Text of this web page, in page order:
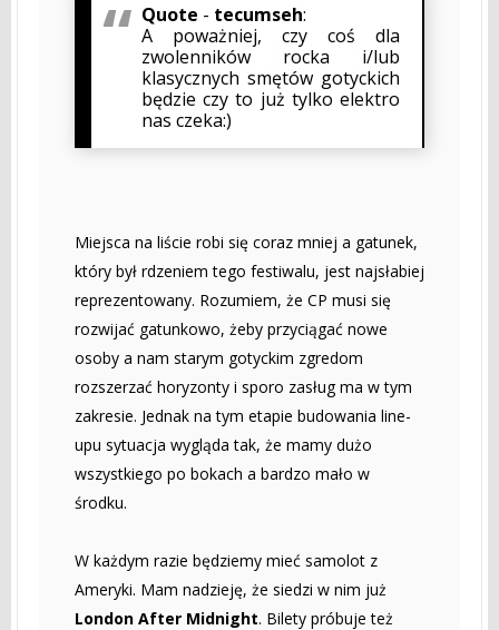
Quote - tecumseh:
A poważniej, czy coś dla
zwolenników rocka i/lub
klasycznych smętów gotyckich
będzie czy to już tylko elektro
nas czeka:)
Miejsca na liście robi się coraz mniej a gatunek,
który był rdzeniem tego festiwalu, jest najsłabiej
reprezentowany. Rozumiem, że CP musi się
rozwijać gatunkowo, żeby przyciągać nowe
osoby a nam starym gotyckim zgredom
rozszerzać horyzonty i sporo zasług ma w tym
zakresie. Jednak na tym etapie budowania line-
upu sytuacja wygląda tak, że mamy dużo
wszystkiego po bokach a bardzo mało w
środku.
W każdym razie będziemy mieć samolot z
Ameryki. Mam nadzieję, że siedzi w nim już
London After Midnight. Bilety próbuje też